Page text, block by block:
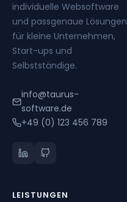
individuelle Websoftware
und passgenaue Lösungen
für kleine Unternehmen,
Start-ups und
Selbstständige.
info@taurus-
software.de
+49 (0) 123 456 789
LEISTUNGEN